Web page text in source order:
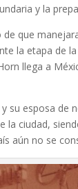
y la
de que
la etapa de
llega a
su esposa de
la ciudad,
aún no se